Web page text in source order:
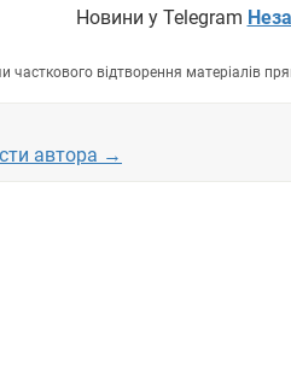
Новини у Telegram
часткового відтворення матеріалів
автора →